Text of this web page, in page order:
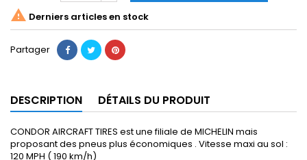
 Derniers articles en stock
Partager
DESCRIPTION DÉTAILS DU PRODUIT
CONDOR AIRCRAFT TIRES est une filiale de MICHELIN mais
proposant des pneus plus économiques . Vitesse maxi au sol :
120 MPH ( 190 km/h)